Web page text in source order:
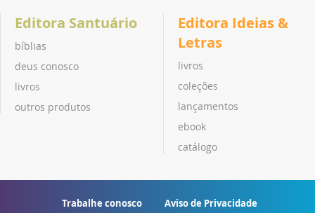
Editora Santuário
bíblias
deus conosco
livros
outros produtos
Editora Ideias &
Letras
livros
coleções
lançamentos
ebook
catálogo
Trabalhe conosco Aviso de Privacidade